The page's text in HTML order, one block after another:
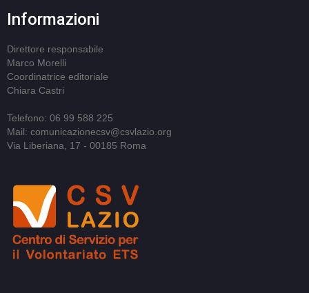
Informazioni
Direttore responsabile
Marco Morelli
Coordinatrice editoriale
Chiara Castri
Telefono: 06 99 588 225
Mail: comunicazionecsv@csvlazio.org
Via Liberiana, 17 - 00185 Roma